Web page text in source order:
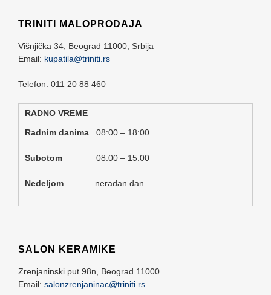
TRINITI MALOPRODAJA
Višnjička 34, Beograd 11000, Srbija
Email: kupatila@triniti.rs
Telefon: 011 20 88 460
RADNO VREME
Radnim danima 08:00 – 18:00
Subotom 08:00 – 15:00
Nedeljom neradan dan
SALON KERAMIKE
Zrenjaninski put 98n, Beograd 11000
Email: salonzrenjaninac@triniti.rs